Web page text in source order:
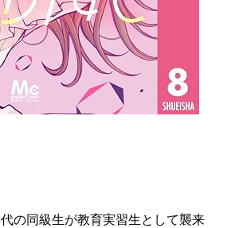
の同級生が教育実習生として襲来